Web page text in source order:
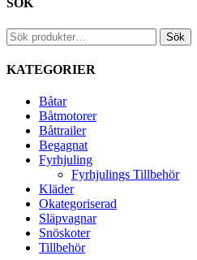
SÖK
Sök
efter:
Sök
KATEGORIER
Båtar
Båtmotorer
Båttrailer
Begagnat
Fyrhjuling
Fyrhjulings Tillbehör
Kläder
Okategoriserad
Släpvagnar
Snöskoter
Tillbehör
Nödvändiga